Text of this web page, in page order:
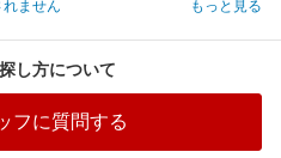
ません
もっと見る
し方について
フに質問する